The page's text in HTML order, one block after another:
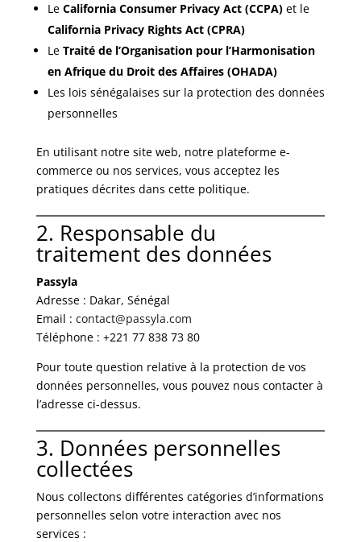
Le California Consumer Privacy Act (CCPA)et le
California Privacy Rights Act (CPRA)
Le Traité de l’Organisation pour l’Harmonisation
en Afrique du Droit des Affaires (OHADA)
Les lois sénégalaises sur la protection des données
personnelles
En utilisant notre site web, notre plateforme e-
commerce ou nos services, vous acceptez les
pratiques décrites dans cette politique.
2. Responsable du
traitement des données
Passyla
Adresse : Dakar, Sénégal
Email : contact@passyla.com
Téléphone : +221 77 838 73 80
Pour toute question relative à la protection de vos
données personnelles, vous pouvez nous contacter à
l’adresse ci-dessus.
3. Données personnelles
collectées
Nous collectons différentes catégories d’informations
personnelles selon votre interaction avec nos
services :